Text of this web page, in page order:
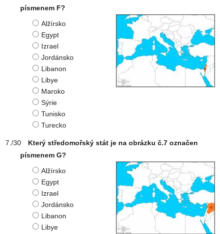
písmenem F?
Alžírsko
Egypt
Izrael
Jordánsko
Libanon
Libye
Maroko
Sýrie
Tunisko
Turecko
Který středomořský stát je na obrázku č.7 označen
písmenem G?
Alžírsko
Egypt
Izrael
Jordánsko
Libanon
Libye